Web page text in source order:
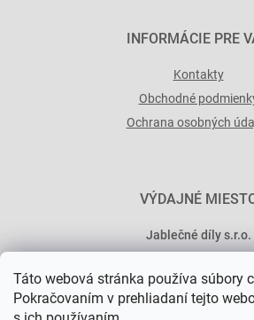
Táto webová stránka používa súbory
Pokračovaním v prehliadaní tejto
INFORMÁCIE PRE
Kontakty
Obchodné
Ochrana osobných
VÝDAJNÉ
Jablečné díly s.r.o.
101 00 Praha 10